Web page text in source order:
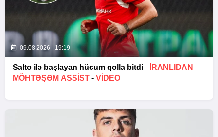
09.08.2026 - 19:19
Salto ilə başlayan hücum qolla bitdi -
İRANLIDAN
MÖHTƏŞƏM ASSIST - VİDEO